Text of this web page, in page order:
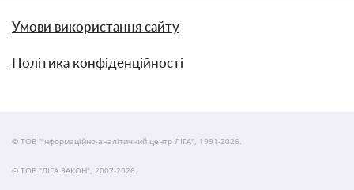
Умови використання сайту
Політика конфіденційності
© ТОВ "інформаційно-аналітичний центр ЛІГА", 1991-2026.
© ТОВ "ЛІГА ЗАКОН", 2007-2026.